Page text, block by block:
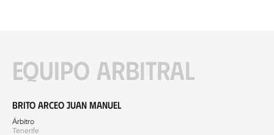
Equipo arbitral
Brito Arceo Juan Manuel
Árbitro
Tenerife